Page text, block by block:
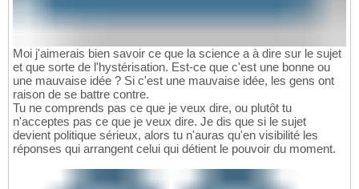
Moi j'aimerais bien savoir ce que la science a à dire sur le sujet
et que sorte de l'hystérisation. Est-ce que c'est une bonne ou
une mauvaise idée ? Si c'est une mauvaise idée, les gens ont
raison de se battre contre.
Tu ne comprends pas ce que je veux dire, ou plutôt tu
n'acceptes pas ce que je veux dire. Je dis que si le sujet
devient politique sérieux, alors tu n'auras qu'en visibilité les
réponses qui arrangent celui qui détient le pouvoir du moment.